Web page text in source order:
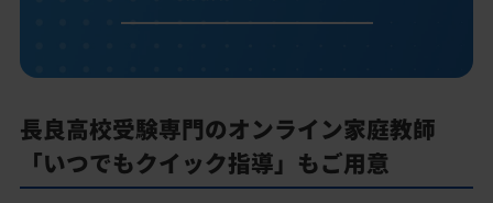
長良高校受験専門のオンライン家庭教師
「いつでもクイック指導」もご用意